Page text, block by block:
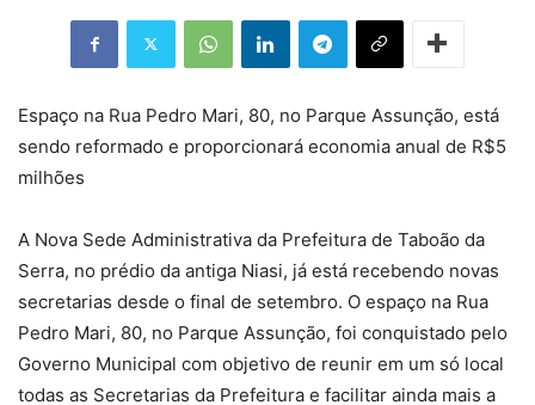
Espaço na Rua Pedro Mari, 80, no Parque Assunção, está
sendo reformado e proporcionará economia anual de R$5
milhões
A Nova Sede Administrativa da Prefeitura de Taboão da
Serra, no prédio da antiga Niasi, já está recebendo novas
secretarias desde o final de setembro. O espaço na Rua
Pedro Mari, 80, no Parque Assunção, foi conquistado pelo
Governo Municipal com objetivo de reunir em um só local
todas as Secretarias da Prefeitura e facilitar ainda mais a